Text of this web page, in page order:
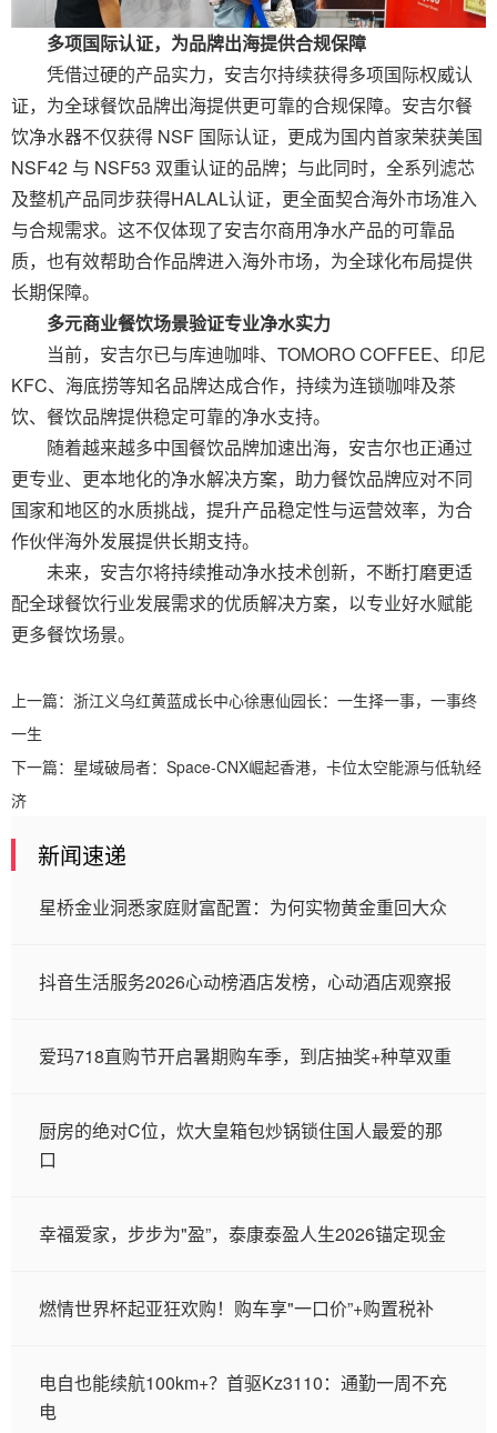
多项国际认证，为品牌出海提供合规保障
凭借过硬的产品实力，安吉尔持续获得多项国际权威认
证，为全球餐饮品牌出海提供更可靠的合规保障。安吉尔餐
饮净水器不仅获得 NSF 国际认证，更成为国内首家荣获美国
NSF42 与 NSF53 双重认证的品牌；与此同时，全系列滤芯
及整机产品同步获得HALAL认证，更全面契合海外市场准入
与合规需求。这不仅体现了安吉尔商用净水产品的可靠品
质，也有效帮助合作品牌进入海外市场，为全球化布局提供
长期保障。
多元商业餐饮场景验证专业净水实力
当前，安吉尔已与库迪咖啡、TOMORO COFFEE、印尼
KFC、海底捞等知名品牌达成合作，持续为连锁咖啡及茶
饮、餐饮品牌提供稳定可靠的净水支持。
随着越来越多中国餐饮品牌加速出海，安吉尔也正通过
更专业、更本地化的净水解决方案，助力餐饮品牌应对不同
国家和地区的水质挑战，提升产品稳定性与运营效率，为合
作伙伴海外发展提供长期支持。
未来，安吉尔将持续推动净水技术创新，不断打磨更适
配全球餐饮行业发展需求的优质解决方案，以专业好水赋能
更多餐饮场景。
上一篇： 浙江义乌红黄蓝成长中心徐惠仙园长：一生择一事，一事终
一生
下一篇： 星域破局者：Space-CNX崛起香港，卡位太空能源与低轨经
济
新闻速递
星桥金业洞悉家庭财富配置：为何实物黄金重回大众
抖音生活服务2026心动榜酒店发榜，心动酒店观察报
爱玛718直购节开启暑期购车季，到店抽奖+种草双重
厨房的绝对C位，炊大皇箱包炒锅锁住国人最爱的那
口
幸福爱家，步步为"盈”，泰康泰盈人生2026锚定现金
燃情世界杯起亚狂欢购！购车享"一口价”+购置税补
电自也能续航100km+？首驱Kz3110：通勤一周不充
电